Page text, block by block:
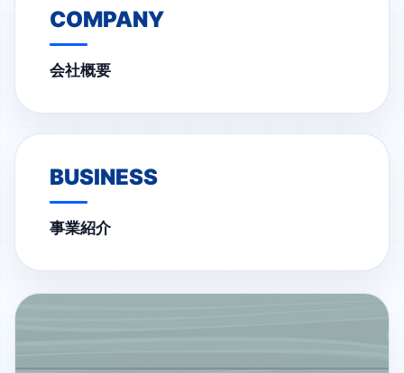
COMPANY
会社概要
BUSINESS
事業紹介